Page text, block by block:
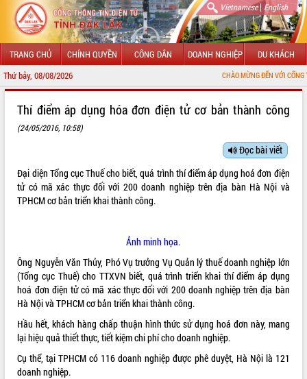
Vietnamese| English
TRANG CHỦ CHÍNH QUYỀN CÔNG DÂN DOANH NGHIỆP DU KHÁCH
Thứ bảy, 08/08/2026 CHÀO MỪNG ĐẾN VỚI CỔNG THÔNG TIN
LÃNH ĐẠO UBND TỈNH
SỞ, BAN, NGÀNH
HỆ THỐNG VĂN BẢN
VĂN BẢN HĐND TỈNH
ĐIỂM TIN VĂN BẢN
QUY HOẠCH - KẾ HOẠCH
Thí điểm áp dụng hóa đơn điện tử cơ bản thành công
(24/05/2016, 10:58)
Đọc bài viết
Đại diện Tổng cục Thuế cho biết, quá trình thí điểm áp dụng hoá đơn điện
tử có mã xác thực đối với 200 doanh nghiệp trên địa bàn Hà Nội và
TPHCM cơ bản triển khai thành công.
Ảnh minh họa.
Ông Nguyễn Văn Thủy, Phó Vụ trưởng Vụ Quản lý thuế doanh nghiệp lớn
(Tổng cục Thuế) cho TTXVN biết, quá trình triển khai thí điểm áp dụng
hoá đơn điện tử có mã xác thực đối với 200 doanh nghiệp trên địa bàn
Hà Nội và TPHCM cơ bản triển khai thành công.
Hầu hết, khách hàng chấp thuận hình thức sử dụng hoá đơn này, mang
lại hiệu quả thiết thực, tiết kiệm chi phí cho doanh nghiệp.
Cụ thể, tại TPHCM có 116 doanh nghiệp được phê duyệt, Hà Nội là 121
doanh nghiệp.